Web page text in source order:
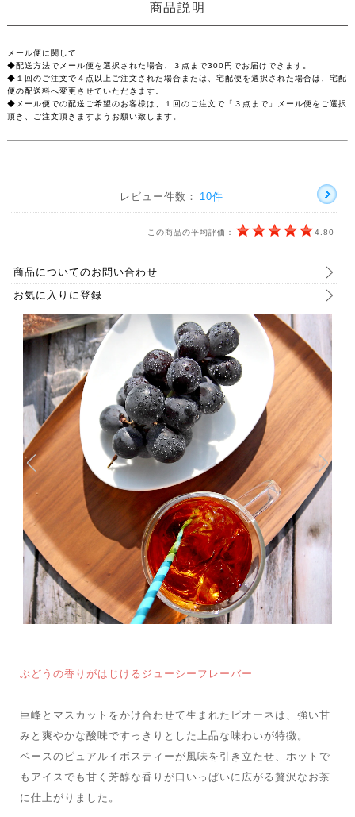
商品説明
メール便に関して
◆配送方法でメール便を選択された場合、３点まで300円でお届けできます。
◆１回のご注文で４点以上ご注文された場合または、宅配便を選択された場合は、宅配
便の配送料へ変更させていただきます。
◆メール便での配送ご希望のお客様は、１回のご注文で「３点まで」メール便をご選択
頂き、ご注文頂きますようお願い致します。
レビュー件数： 10件
この商品の平均評価： 4.80
商品についてのお問い合わせ
お気に入りに登録
ぶどうの香りがはじけるジューシーフレーバー
巨峰とマスカットをかけ合わせて生まれたピオーネは、強い甘
みと爽やかな酸味ですっきりとした上品な味わいが特徴。
ベースのピュアルイボスティーが風味を引き立たせ、ホットで
もアイスでも甘く芳醇な香りが口いっぱいに広がる贅沢なお茶
に仕上がりました。